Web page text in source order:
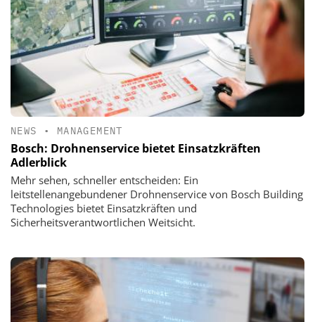
NEWS • MANAGEMENT
Bosch: Drohnenservice bietet Einsatzkräften
Adlerblick
Mehr sehen, schneller entscheiden: Ein
leitstellenangebundener Drohnenservice von Bosch Building
Technologies bietet Einsatzkräften und
Sicherheitsverantwortlichen Weitsicht.